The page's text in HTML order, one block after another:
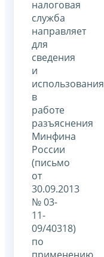
налоговая
служба
направляет
для
сведения
и
использования
в
работе
разъяснения
Минфина
России
(письмо
от
30.09.2013
№ 03-
11-
09/40318)
по